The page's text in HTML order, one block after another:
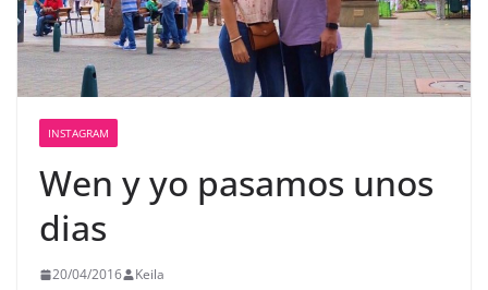
INSTAGRAM
Wen y yo pasamos unos
dias
20/04/2016 Keila